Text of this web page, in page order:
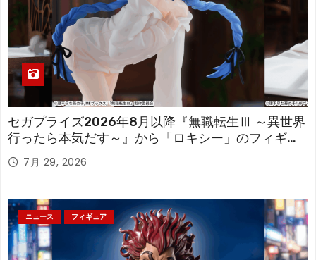
セガプライズ2026年8月以降『無職転生Ⅲ ～異世界
行ったら本気だす～』から「ロキシー」のフィギュ
アが登場！
7月 29, 2026
ニュース フィギュア